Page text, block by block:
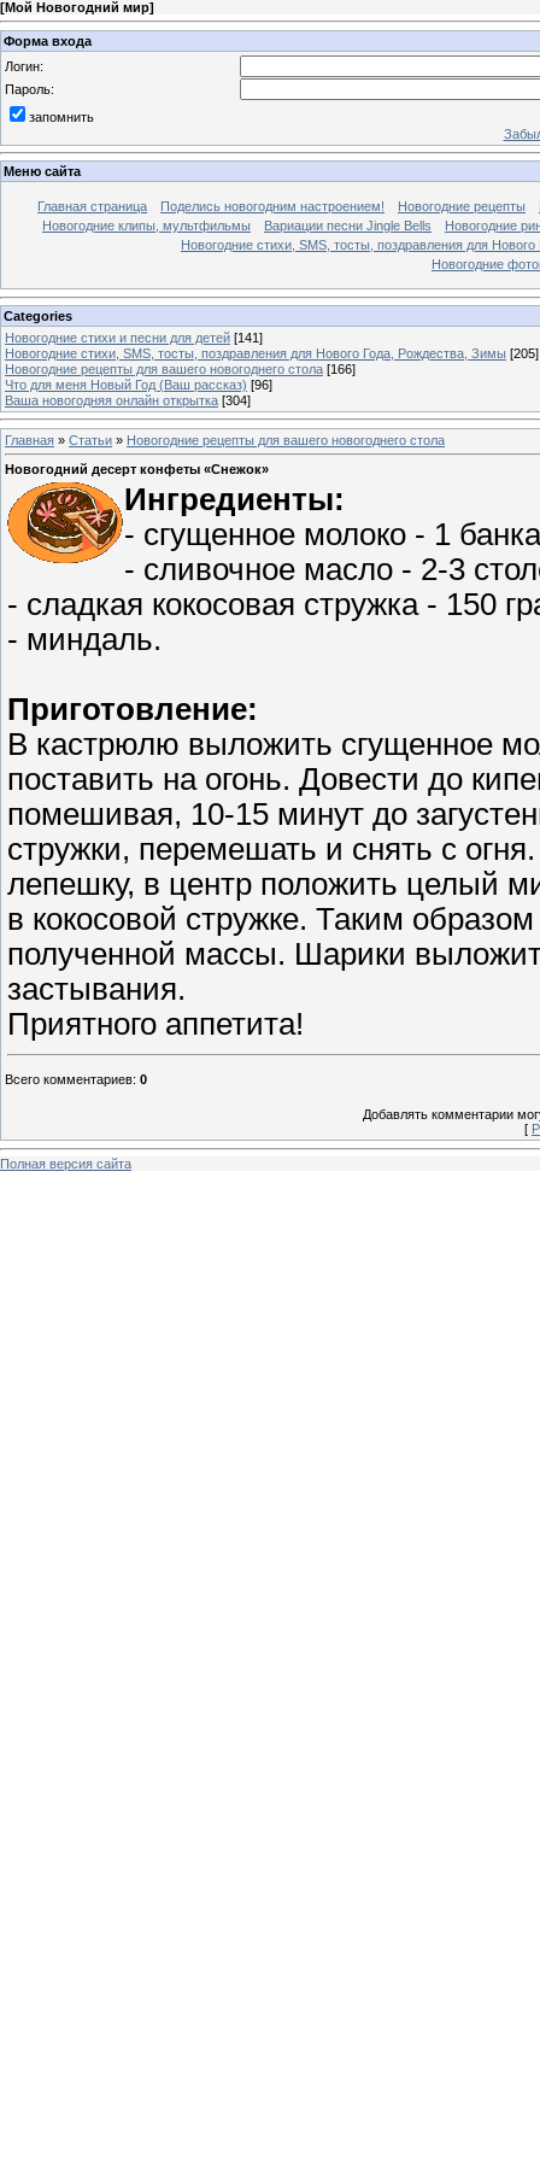
[Мой Новогодний мир]
Форма входа
Логин:
Пароль:
запомнить
Меню сайта
Главная страница Поделись новогодним настроением! Новогодние рецепты
Новогодние клипы, мультфильмы
Вариации песни Jingle Bells
Новогодние
Новогодние стихи, SMS, тосты, поздравления для
Новогодние
Categories
Новогодние стихи и песни для детей [141]
Новогодние стихи, SMS, тосты, поздравления для Нового Года, Рождества, Зимы [205]
Новогодние рецепты для вашего новогоднего стола [166]
Что для меня Новый Год (Ваш рассказ) [96]
Ваша новогодняя онлайн открытка [304]
Главная » Статьи » Новогодние рецепты для вашего новогоднего стола
Новогодний десерт конфеты «Снежок»
Ингредиенты:
- сгущенное молоко - 1
- сливочное масло - 2-3
- сладкая кокосовая стружка - 150
- миндаль.
Приготовление:
В кастрюлю выложить сгущенное
поставить на огонь. Довести до
помешивая, 10-15 минут до
стружки, перемешать и снять с
лепешку, в центр положить целый
в кокосовой стружке. Таким
полученной массы. Шарики
застывания.
Приятного аппетита!
Всего комментариев: 0
Добавлять комментарии
[
Полная версия сайта